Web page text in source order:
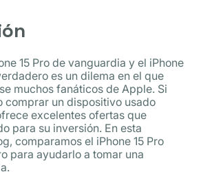
15 Pro de vanguardia y el iPhone
es un dilema en el que
muchos fanáticos de Apple. Si
comprar un dispositivo usado
excelentes ofertas que
para su inversión. En esta
comparamos el iPhone 15 Pro
para ayudarlo a tomar una